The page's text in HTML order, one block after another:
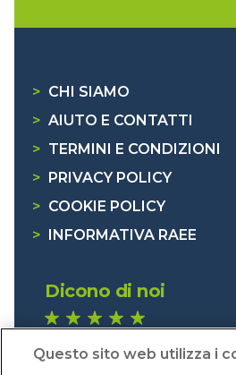
> CHI SIAMO
> AIUTO E CONTATTI
> TERMINI E CONDIZIONI
>
PRIVACY POLICY
> COOKIE POLICY
>
INFORMATIVA RAEE
Dicono di noi
Eccellente (4,8)
Questo sito web utilizza i